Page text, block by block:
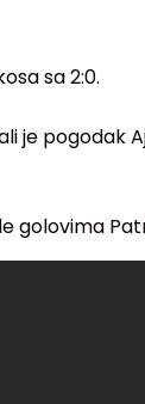
sa 2:0.
je pogodak